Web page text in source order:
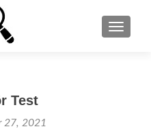
Test
27, 2021